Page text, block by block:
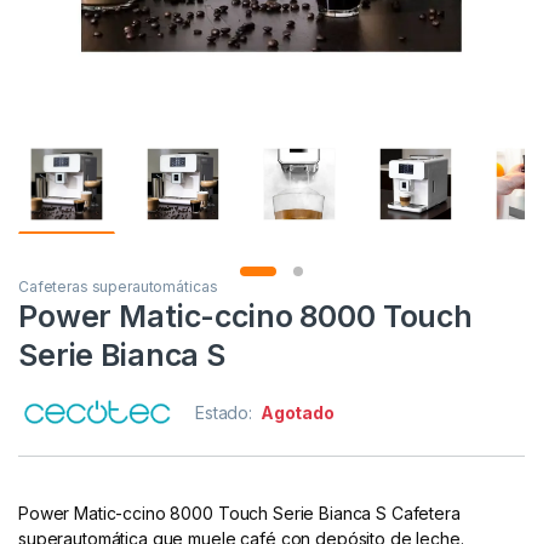
Cafeteras superautomáticas
Power Matic-ccino 8000 Touch
Serie Bianca S
Estado: Agotado
Power Matic-ccino 8000 Touch Serie Bianca S Cafetera
superautomática que muele café con depósito de leche.